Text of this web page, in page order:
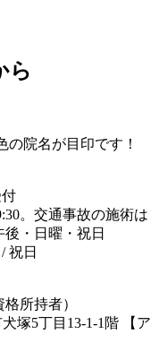
ら
祝日
所持者）
塚5丁目13-1-1階 【ア